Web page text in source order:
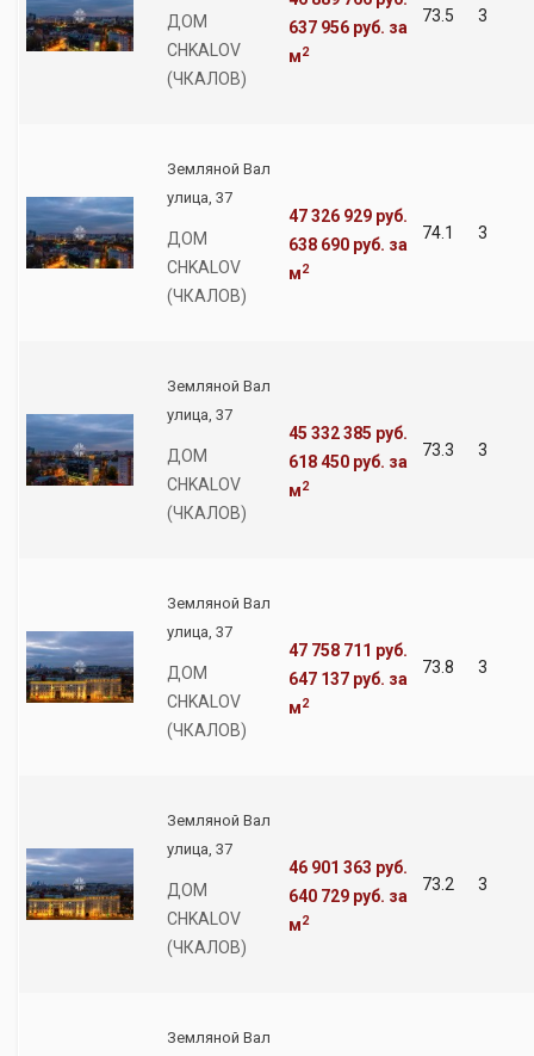
ДОМ
CHKALOV
(ЧКАЛОВ)
637 956 руб. за
м2
73.5 3
Земляной Вал
улица, 37
ДОМ
CHKALOV
(ЧКАЛОВ)
47 326 929 руб.
638 690 руб. за
м2
74.1 3
Земляной Вал
улица, 37
ДОМ
CHKALOV
(ЧКАЛОВ)
45 332 385 руб.
618 450 руб. за
м2
73.3 3
Земляной Вал
улица, 37
ДОМ
CHKALOV
(ЧКАЛОВ)
47 758 711 руб.
647 137 руб. за
м2
73.8 3
Земляной Вал
улица, 37
ДОМ
CHKALOV
(ЧКАЛОВ)
46 901 363 руб.
640 729 руб. за
м2
73.2 3
Земляной Вал